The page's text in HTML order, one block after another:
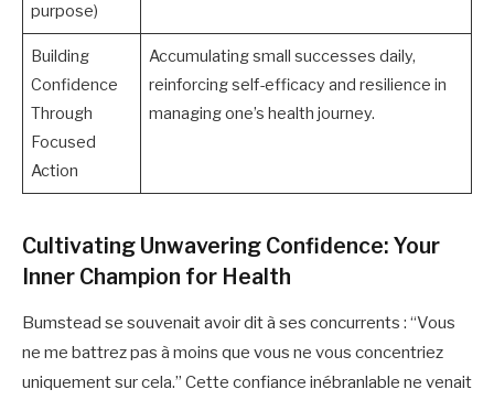
purpose)
Building
Confidence
Through
Focused
Action
Accumulating small successes daily,
reinforcing self-efficacy and resilience in
managing one’s health journey.
Cultivating Unwavering Confidence: Your
Inner Champion for Health
Bumstead se souvenait avoir dit à ses concurrents : “Vous
ne me battrez pas à moins que vous ne vous concentriez
uniquement sur cela.” Cette confiance inébranlable ne venait